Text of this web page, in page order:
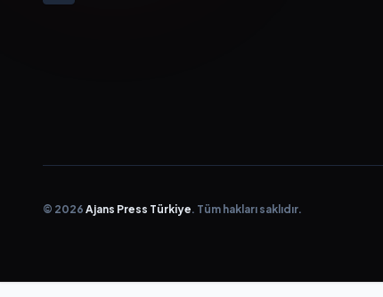
© 2026 Ajans Press Türkiye. Tüm hakları saklıdır.